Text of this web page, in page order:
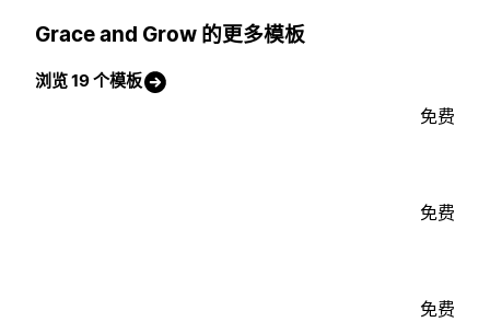
Grace and Grow 的更多模板
浏览 19 个模板
免费
免费
免费